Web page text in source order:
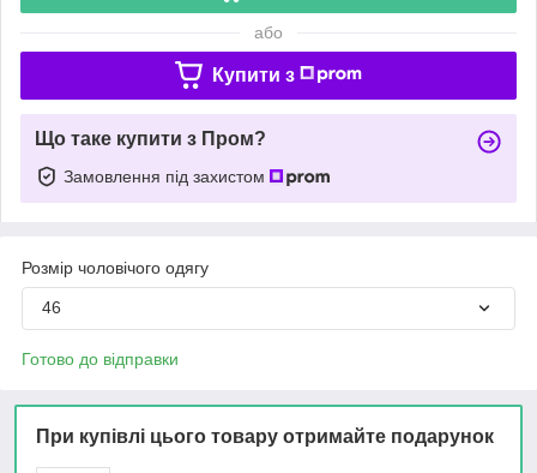
або
Купити з
Що таке купити з Пром?
Замовлення під захистом
Розмір чоловічого одягу
46
Готово до відправки
При купівлі цього товару отримайте подарунок